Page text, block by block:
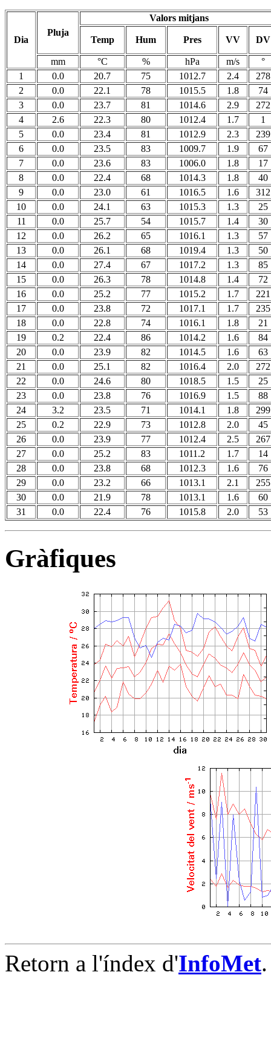
Dia
Pluja
Valors mitjans
Temp Hum Pres VV DV
mm °C % hPa m/s
°
1
0.0 20.7 75 1012.7 2.4
278
2
0.0 22.1 78 1015.5 1.8
74
3
0.0 23.7 81 1014.6 2.9
272
4
2.6 22.3 80 1012.4 1.7
1
5
0.0 23.4 81 1012.9 2.3
239
6
0.0 23.5 83 1009.7 1.9
67
7
0.0 23.6 83 1006.0 1.8
17
8
0.0 22.4 68 1014.3 1.8
40
9
0.0 23.0 61 1016.5 1.6
312
10
0.0 24.1 63 1015.3 1.3
25
11
0.0 25.7 54 1015.7 1.4
30
12
0.0 26.2 65 1016.1 1.3
57
13
0.0 26.1 68 1019.4 1.3
50
14
0.0 27.4 67 1017.2 1.3
85
15
0.0 26.3 78 1014.8 1.4
72
16
0.0 25.2 77 1015.2 1.7
221
17
0.0 23.8 72 1017.1 1.7
235
18
0.0 22.8 74 1016.1 1.8
21
19
0.2 22.4 86 1014.2 1.6
84
20
0.0 23.9 82 1014.5 1.6
63
21
0.0 25.1 82 1016.4 2.0
272
22
0.0 24.6 80 1018.5 1.5
25
23
0.0 23.8 76 1016.9 1.5
88
24
3.2 23.5 71 1014.1 1.8
299
25
0.2 22.9 73 1012.8 2.0
45
26
0.0 23.9 77 1012.4 2.5
267
27
0.0 25.2 83 1011.2 1.7
14
28
0.0 23.8 68 1012.3 1.6
76
29
0.0 23.2 66 1013.1 2.1
255
30
0.0 21.9 78 1013.1 1.6
60
31
0.0 22.4 76 1015.8 2.0 53
Gràfiques
Retorn a l'índex d'InfoMet.